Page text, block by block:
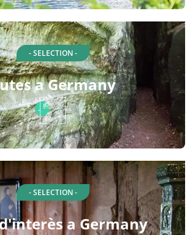
- SELECTION -
a Germany
- SELECTION -
a Germany